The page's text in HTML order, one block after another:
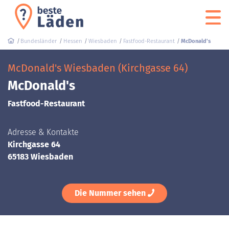
Bundesländer Hessen Wiesbaden Fastfood-Restaurant McDonald's
McDonald's Wiesbaden (Kirchgasse 64)
McDonald's
Fastfood-Restaurant
Adresse & Kontakte
Kirchgasse 64
65183 Wiesbaden
Die Nummer sehen